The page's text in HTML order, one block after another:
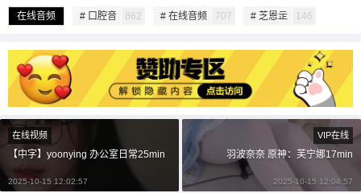
在线音频 # 口腔音 862 # 在线音频 707 # 芝恩㱏 146
20 元 50 元 自定义
¥
在线视频
【中字】yoonying 办公室日常25min
2025-10-15 12:02:57
VIP在线
羽波奈奈 原神：芙宁娜17min
2025-10-15 12:04:57
您没有权限发布内容，请购买会员或者提升权
限。
6位以上
6位以上